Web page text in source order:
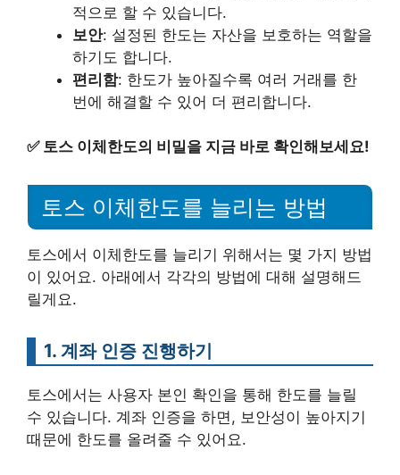
적으로 할 수 있습니다.
보안: 설정된 한도는 자산을 보호하는 역할을
하기도 합니다.
편리함: 한도가 높아질수록 여러 거래를 한
번에 해결할 수 있어 더 편리합니다.
✅ 토스 이체한도의 비밀을 지금 바로 확인해보세요!
토스 이체한도를 늘리는 방법
토스에서 이체한도를 늘리기 위해서는 몇 가지 방법
이 있어요. 아래에서 각각의 방법에 대해 설명해드
릴게요.
1. 계좌 인증 진행하기
토스에서는 사용자 본인 확인을 통해 한도를 늘릴
수 있습니다. 계좌 인증을 하면, 보안성이 높아지기
때문에 한도를 올려줄 수 있어요.